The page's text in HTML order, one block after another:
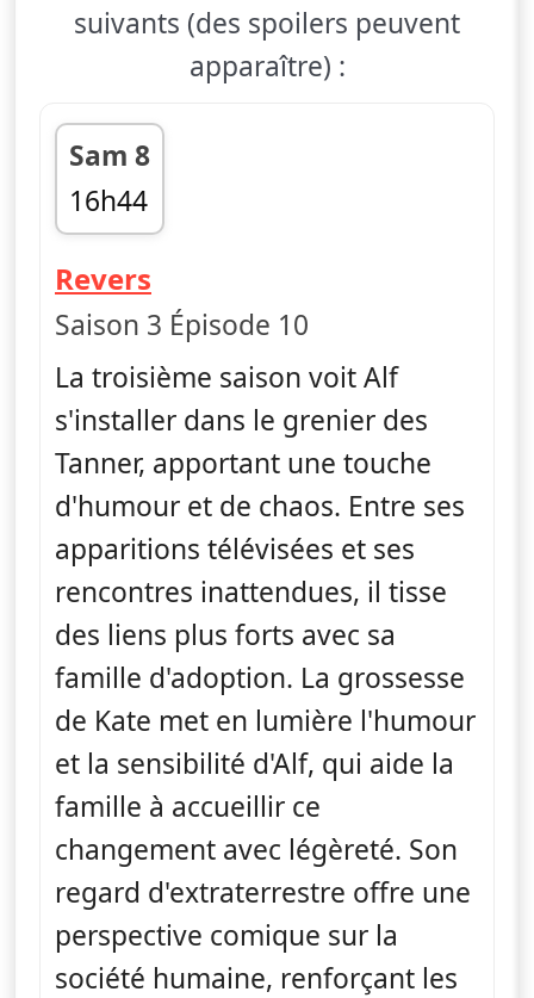
suivants (des spoilers peuvent
apparaître) :
Sam 8
16h44
fin 17h06
Revers
Saison 3 Épisode 10
La troisième saison voit Alf
s'installer dans le grenier des
Tanner, apportant une touche
d'humour et de chaos. Entre ses
apparitions télévisées et ses
rencontres inattendues, il tisse
des liens plus forts avec sa
famille d'adoption. La grossesse
de Kate met en lumière l'humour
et la sensibilité d'Alf, qui aide la
famille à accueillir ce
changement avec légèreté. Son
regard d'extraterrestre offre une
perspective comique sur la
société humaine, renforçant les